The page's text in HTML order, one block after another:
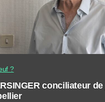
?
conciliateur